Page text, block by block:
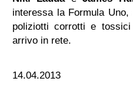
interessa la Formula
poliziotti corrotti e
arrivo in rete.
14.04.2013